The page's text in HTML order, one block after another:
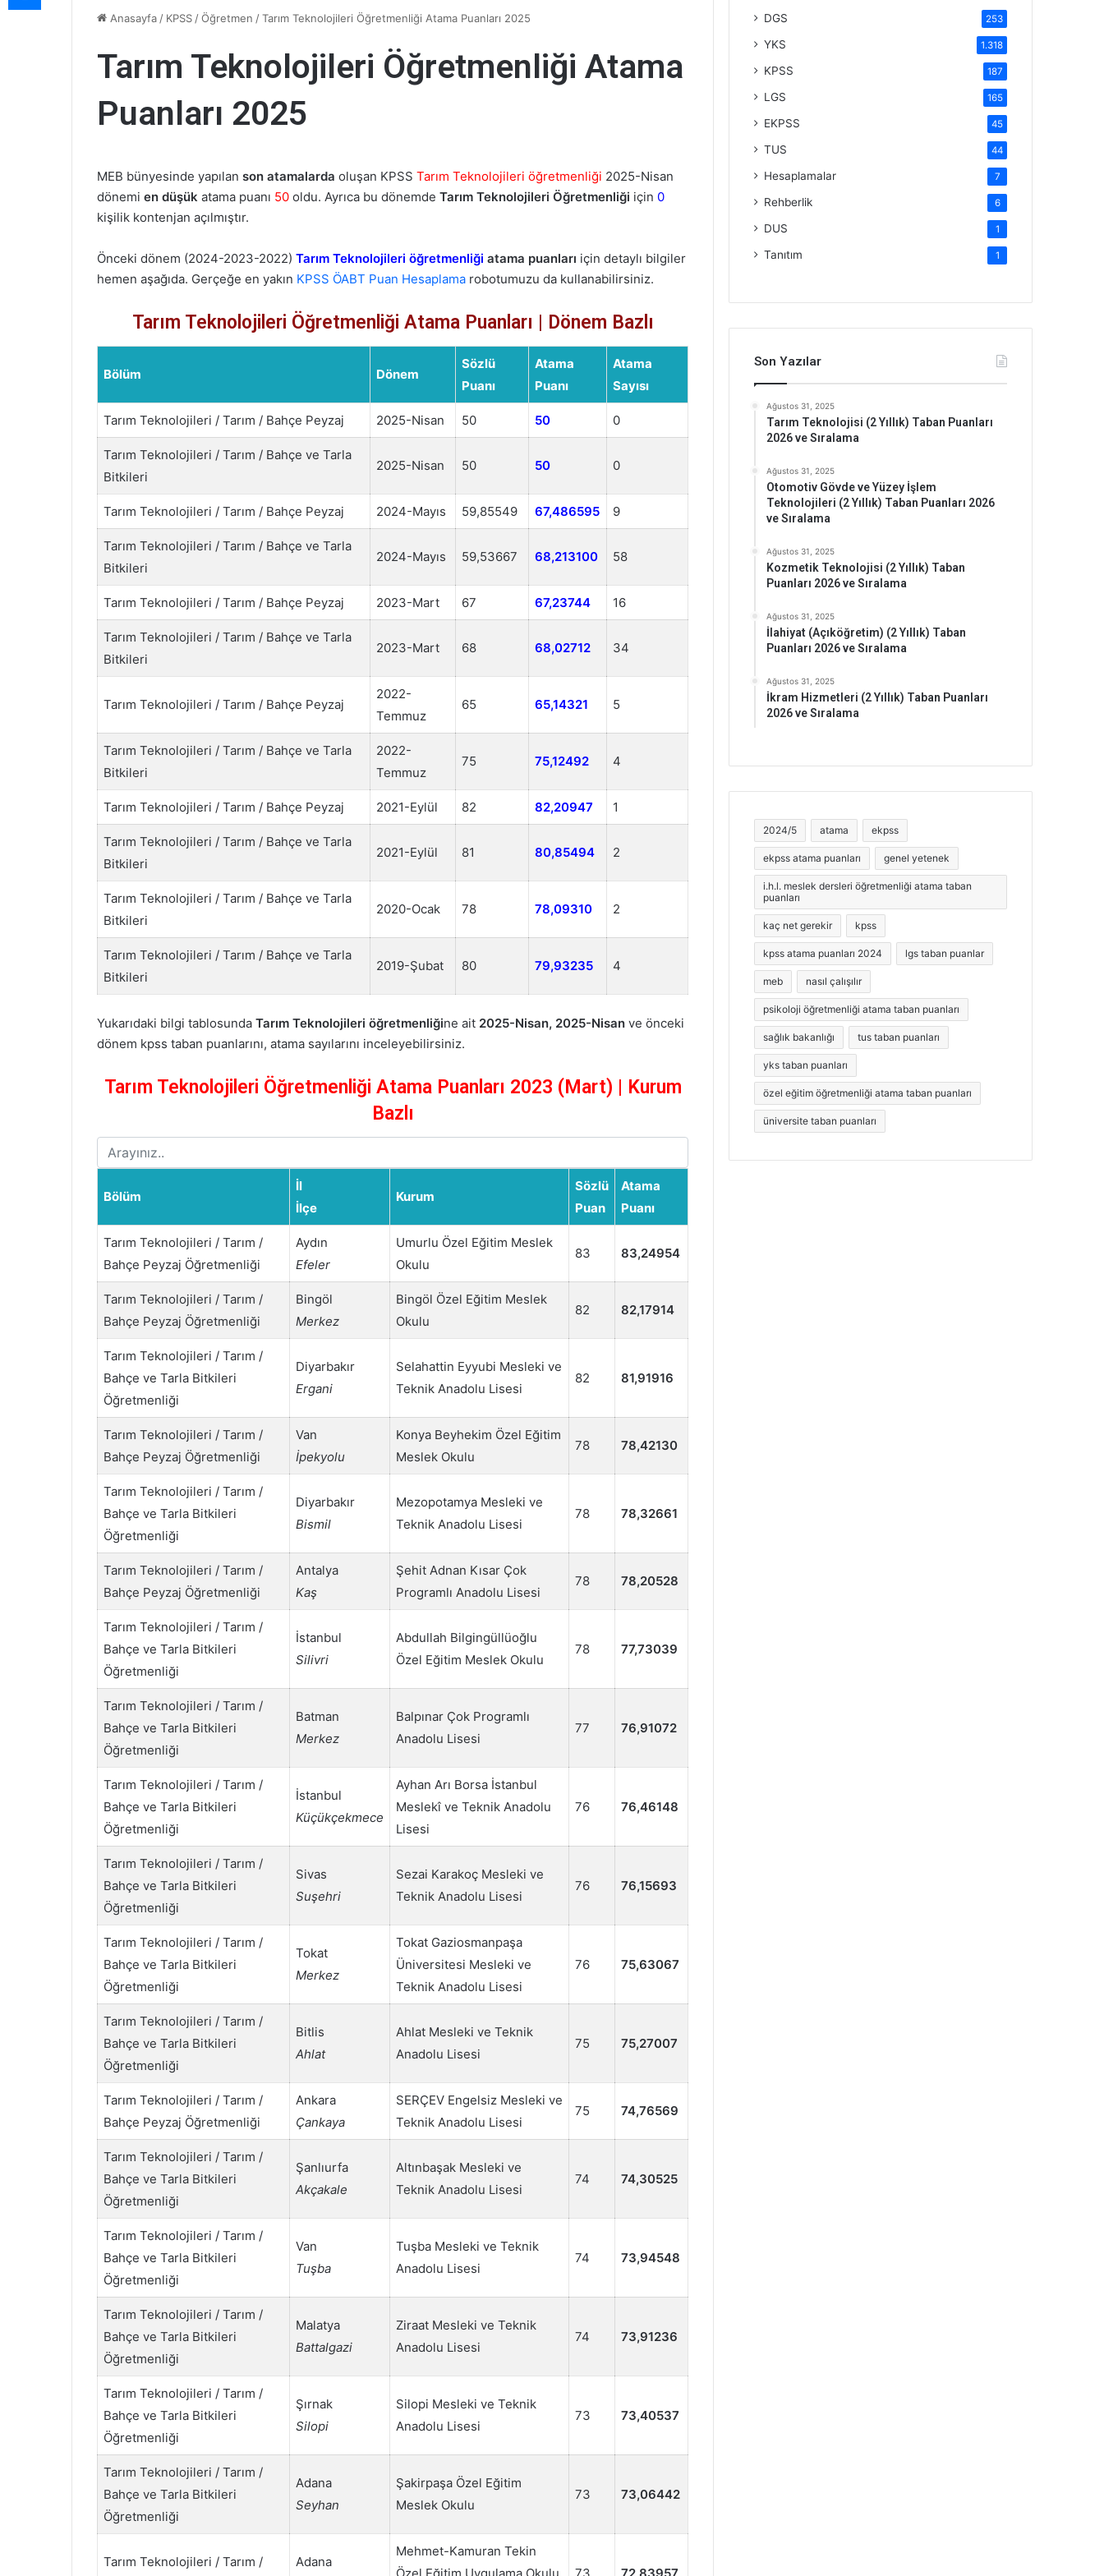
Anasayfa / KPSS /Öğretmen /Tarım Teknolojileri Öğretmenliği Atama Puanları 2025
Tarım Teknolojileri Öğretmenliği Atama
Puanları 2025
MEB bünyesinde yapılan son atamalarda oluşan KPSS Tarım Teknolojileri öğretmenliği 2025-Nisan
dönemi en düşük atama puanı 50 oldu. Ayrıca bu dönemde Tarım Teknolojileri Öğretmenliği için 0
kişilik kontenjan açılmıştır.
Önceki dönem (2024-2023-2022) Tarım Teknolojileri öğretmenliği atama puanları için detaylı bilgiler
hemen aşağıda. Gerçeğe en yakın KPSS ÖABT Puan Hesaplama robotumuzu da kullanabilirsiniz.
Tarım Teknolojileri Öğretmenliği Atama Puanları | Dönem Bazlı
Bölüm Dönem
Sözlü
Puanı
Atama
Puanı
Atama
Sayısı
Tarım Teknolojileri / Tarım / Bahçe Peyzaj 2025-Nisan 50 50 0
Tarım Teknolojileri / Tarım / Bahçe ve Tarla
Bitkileri
2025-Nisan 50 50 0
Tarım Teknolojileri / Tarım / Bahçe Peyzaj 2024-Mayıs 59,85549 67,486595 9
Tarım Teknolojileri / Tarım / Bahçe ve Tarla
Bitkileri
2024-Mayıs 59,53667 68,213100 58
Tarım Teknolojileri / Tarım / Bahçe Peyzaj 2023-Mart 67 67,23744 16
Tarım Teknolojileri / Tarım / Bahçe ve Tarla
Bitkileri
2023-Mart 68 68,02712 34
Tarım Teknolojileri / Tarım / Bahçe Peyzaj
2022-
Temmuz
65 65,14321 5
Tarım Teknolojileri / Tarım / Bahçe ve Tarla
Bitkileri
2022-
Temmuz
75 75,12492 4
Tarım Teknolojileri / Tarım / Bahçe Peyzaj 2021-Eylül 82 82,20947 1
Tarım Teknolojileri / Tarım / Bahçe ve Tarla
Bitkileri
2021-Eylül 81 80,85494 2
Tarım Teknolojileri / Tarım / Bahçe ve Tarla
Bitkileri
2020-Ocak 78 78,09310 2
Tarım Teknolojileri / Tarım / Bahçe ve Tarla
Bitkileri
2019-Şubat 80 79,93235 4
Yukarıdaki bilgi tablosunda Tarım Teknolojileri öğretmenliğine ait 2025-Nisan, 2025-Nisan ve önceki
dönem kpss taban puanlarını, atama sayılarını inceleyebilirsiniz.
Tarım Teknolojileri Öğretmenliği Atama Puanları 2023 (Mart) | Kurum
Bazlı
Bölüm
İl
İlçe
Kurum
Sözlü
Puan
Atama
Puanı
Tarım Teknolojileri / Tarım /
Bahçe Peyzaj Öğretmenliği
Aydın
Efeler
Umurlu Özel Eğitim Meslek
Okulu
83 83,24954
Tarım Teknolojileri / Tarım /
Bahçe Peyzaj Öğretmenliği
Bingöl
Merkez
Bingöl Özel Eğitim Meslek
Okulu
82 82,17914
Tarım Teknolojileri / Tarım /
Bahçe ve Tarla Bitkileri
Öğretmenliği
Diyarbakır
Ergani
Selahattin Eyyubi Mesleki ve
Teknik Anadolu Lisesi
82 81,91916
Tarım Teknolojileri / Tarım /
Bahçe Peyzaj Öğretmenliği
Van
İpekyolu
Konya Beyhekim Özel Eğitim
Meslek Okulu
78 78,42130
Tarım Teknolojileri / Tarım /
Bahçe ve Tarla Bitkileri
Öğretmenliği
Diyarbakır
Bismil
Mezopotamya Mesleki ve
Teknik Anadolu Lisesi
78 78,32661
Tarım Teknolojileri / Tarım /
Bahçe Peyzaj Öğretmenliği
Antalya
Kaş
Şehit Adnan Kısar Çok
Programlı Anadolu Lisesi
78 78,20528
Tarım Teknolojileri / Tarım /
Bahçe ve Tarla Bitkileri
Öğretmenliği
İstanbul
Silivri
Abdullah Bilgingüllüoğlu
Özel Eğitim Meslek Okulu
78 77,73039
Tarım Teknolojileri / Tarım /
Bahçe ve Tarla Bitkileri
Öğretmenliği
Batman
Merkez
Balpınar Çok Programlı
Anadolu Lisesi
77 76,91072
Tarım Teknolojileri / Tarım /
Bahçe ve Tarla Bitkileri
Öğretmenliği
İstanbul
Küçükçekmece
Ayhan Arı Borsa İstanbul
Meslekî ve Teknik Anadolu
Lisesi
76 76,46148
Tarım Teknolojileri / Tarım /
Bahçe ve Tarla Bitkileri
Öğretmenliği
Sivas
Suşehri
Sezai Karakoç Mesleki ve
Teknik Anadolu Lisesi
76 76,15693
Tarım Teknolojileri / Tarım /
Bahçe ve Tarla Bitkileri
Öğretmenliği
Tokat
Merkez
Tokat Gaziosmanpaşa
Üniversitesi Mesleki ve
Teknik Anadolu Lisesi
76 75,63067
Tarım Teknolojileri / Tarım /
Bahçe ve Tarla Bitkileri
Öğretmenliği
Bitlis
Ahlat
Ahlat Mesleki ve Teknik
Anadolu Lisesi
75 75,27007
Tarım Teknolojileri / Tarım /
Bahçe Peyzaj Öğretmenliği
Ankara
Çankaya
SERÇEV Engelsiz Mesleki ve
Teknik Anadolu Lisesi
75 74,76569
Tarım Teknolojileri / Tarım /
Bahçe ve Tarla Bitkileri
Öğretmenliği
Şanlıurfa
Akçakale
Altınbaşak Mesleki ve
Teknik Anadolu Lisesi
74 74,30525
Tarım Teknolojileri / Tarım /
Bahçe ve Tarla Bitkileri
Öğretmenliği
Van
Tuşba
Tuşba Mesleki ve Teknik
Anadolu Lisesi
74 73,94548
Tarım Teknolojileri / Tarım /
Bahçe ve Tarla Bitkileri
Öğretmenliği
Malatya
Battalgazi
Ziraat Mesleki ve Teknik
Anadolu Lisesi
74 73,91236
Tarım Teknolojileri / Tarım /
Bahçe ve Tarla Bitkileri
Öğretmenliği
Şırnak
Silopi
Silopi Mesleki ve Teknik
Anadolu Lisesi
73 73,40537
Tarım Teknolojileri / Tarım /
Bahçe ve Tarla Bitkileri
Öğretmenliği
Adana
Seyhan
Şakirpaşa Özel Eğitim
Meslek Okulu
73 73,06442
Tarım Teknolojileri / Tarım /
Adana
Mehmet-Kamuran Tekin
Özel Eğitim Uygulama Okulu
73 72,83957
DGS 253
YKS 1.318
KPSS 187
LGS 165
EKPSS 45
TUS 44
Hesaplamalar 7
Rehberlik 6
DUS 1
Tanıtım 1
Son Yazılar
Ağustos 31, 2025
Tarım Teknolojisi (2 Yıllık) Taban Puanları
2026 ve Sıralama
Ağustos 31, 2025
Otomotiv Gövde ve Yüzey İşlem
Teknolojileri (2 Yıllık) Taban Puanları 2026
ve Sıralama
Ağustos 31, 2025
Kozmetik Teknolojisi (2 Yıllık) Taban
Puanları 2026 ve Sıralama
Ağustos 31, 2025
İlahiyat (Açıköğretim) (2 Yıllık) Taban
Puanları 2026 ve Sıralama
Ağustos 31, 2025
İkram Hizmetleri (2 Yıllık) Taban Puanları
2026 ve Sıralama
2024/5 atama ekpss
ekpss atama puanları genel yetenek
i.h.l. meslek dersleri öğretmenliği atama taban
puanları
kaç net gerekir kpss
kpss atama puanları 2024 lgs taban puanlar
meb nasıl çalışılır
psikoloji öğretmenliği atama taban puanları
sağlık bakanlığı tus taban puanları
yks taban puanları
özel eğitim öğretmenliği atama taban puanları
üniversite taban puanları